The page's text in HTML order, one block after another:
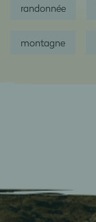
randonnée
montagne